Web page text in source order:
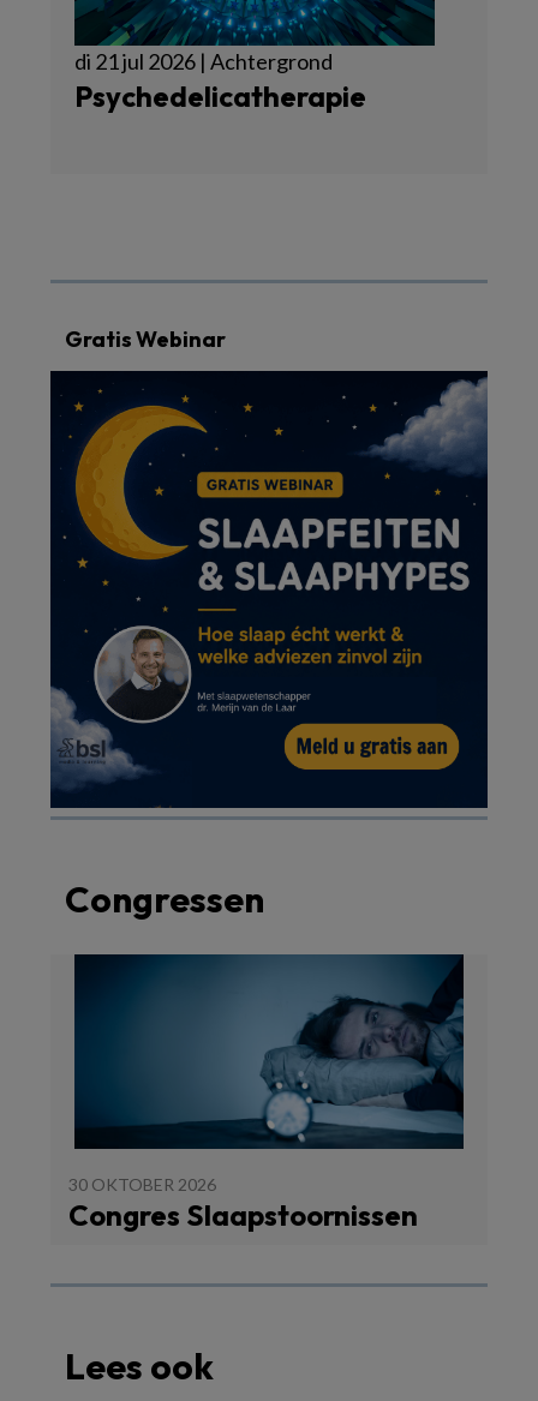
di 21 jul 2026 | Achtergrond
Psychedelicatherapie
Gratis Webinar
Congressen
30 OKTOBER 2026
Congres Slaapstoornissen
Lees ook